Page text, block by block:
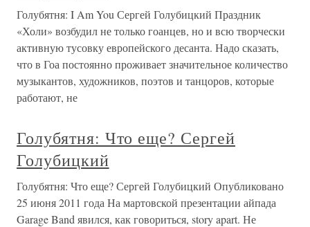
Голубятня: I Am You Сергей Голубицкий Праздник
«Холи» возбудил не только гоанцев, но и всю творчески
активную тусовку европейского десанта. Надо сказать,
что в Гоа постоянно проживает значительное количество
музыкантов, художников, поэтов и танцоров, которые
работают, не
Голубятня: Что еще? Сергей
Голубицкий
Голубятня: Что еще? Сергей Голубицкий Опубликовано
25 июня 2011 года На мартовской презентации айпада
Garage Band явился, как говориться, story apart. Не